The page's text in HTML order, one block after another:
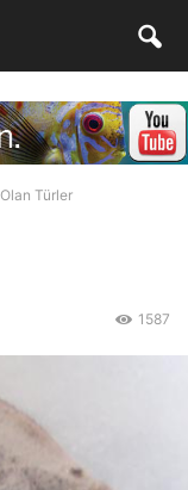
Türler
1587